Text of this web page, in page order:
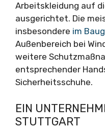
Arbeitskleidung auf
ausgerichtet. Die
insbesondere im
Außenbereich bei
weitere
entsprechender
Sicherheitsschuhe.
EIN
STUTTGART